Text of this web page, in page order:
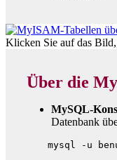
Klicken Sie auf das
Über die
MySQL-
Datenbank